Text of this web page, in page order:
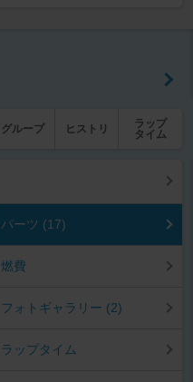
グループ ヒストリ
ラップ
タイム
パーツ (17)
燃費
フォトギャラリー (2)
ラップタイム